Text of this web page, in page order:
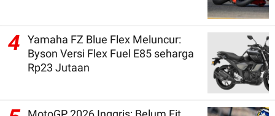
4
Yamaha FZ Blue Flex Meluncur:
Byson Versi Flex Fuel E85 seharga
Rp23 Jutaan